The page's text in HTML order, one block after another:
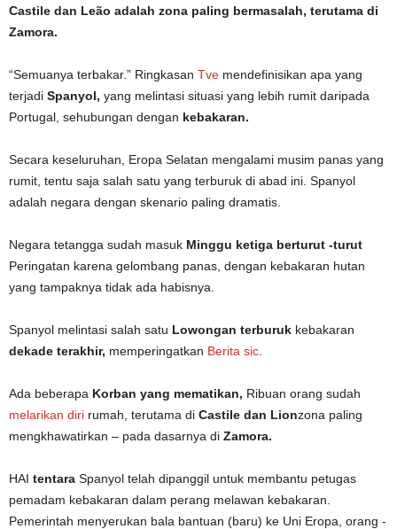
Castile dan Leão adalah zona paling bermasalah, terutama di
Zamora.
“Semuanya terbakar.” Ringkasan Tve mendefinisikan apa yang
terjadi Spanyol, yang melintasi situasi yang lebih rumit daripada
Portugal, sehubungan dengan kebakaran.
Secara keseluruhan, Eropa Selatan mengalami musim panas yang
rumit, tentu saja salah satu yang terburuk di abad ini. Spanyol
adalah negara dengan skenario paling dramatis.
Negara tetangga sudah masuk Minggu ketiga berturut -turut
Peringatan karena gelombang panas, dengan kebakaran hutan
yang tampaknya tidak ada habisnya.
Spanyol melintasi salah satu Lowongan terburuk kebakaran
dekade terakhir, memperingatkan Berita sic
Ada beberapa Korban yang mematikan, Ribuan orang sudah
melarikan diri rumah, terutama di Castile dan Lionzona paling
mengkhawatirkan – pada dasarnya di Zamora.
HAI tentara Spanyol telah dipanggil untuk membantu petugas
pemadam kebakaran dalam perang melawan kebakaran.
Pemerintah menyerukan bala bantuan (baru) ke Uni Eropa, orang -